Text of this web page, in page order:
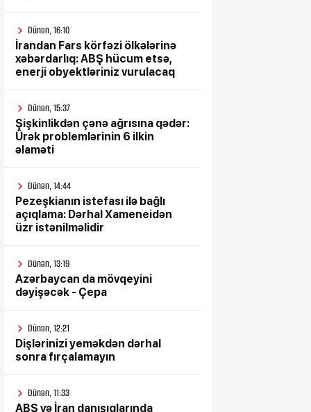
Dünən, 16:10
İrandan Fars körfəzi ölkələrinə
xəbərdarlıq: ABŞ hücum etsə,
enerji obyektləriniz vurulacaq
Dünən, 15:37
Şişkinlikdən çənə ağrısına qədər:
Ürək problemlərinin 6 ilkin
əlaməti
Dünən, 14:44
Pezeşkianın istefası ilə bağlı
açıqlama: Dərhal Xameneidən
üzr istənilməlidir
Dünən, 13:19
Azərbaycan da mövqeyini
dəyişəcək - Çepa
Dünən, 12:21
Dişlərinizi yeməkdən dərhal
sonra fırçalamayın
Dünən, 11:33
ABŞ və İran danışıqlarında